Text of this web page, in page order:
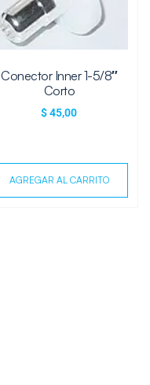
Conector Inner 1-5/8″
Corto
$45,00
AGREGAR AL CARRITO